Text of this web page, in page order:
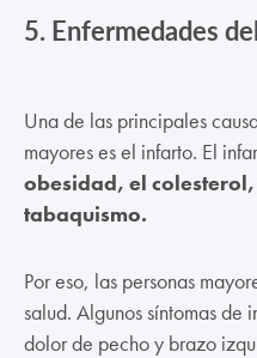
5.Enfermedades
Una de las principales
mayores es el infarto. El
obesidad, el
tabaquismo.
Por eso, las personas
salud. Algunos síntomas de
dolor de pecho y brazo